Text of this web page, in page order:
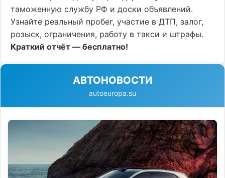
таможенную службу РФ и доски объявлений.
Узнайте реальный пробег, участие в ДТП, залог,
розыск, ограничения, работу в такси и штрафы.
Краткий отчёт — бесплатно!
АВТОНОВОСТИ
autoeuropa.su